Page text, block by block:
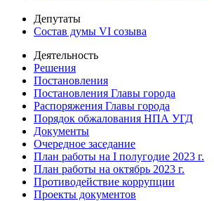
Депутаты
Состав думы VI созыва
Деятельность
Решения
Постановления
Постановления Главы города
Распоряжения Главы города
Порядок обжалования НПА УГД
Документы
Очередное заседание
План работы на I полугодие 2023 г.
План работы на октябрь 2023 г.
Противодействие коррупции
Проекты документов